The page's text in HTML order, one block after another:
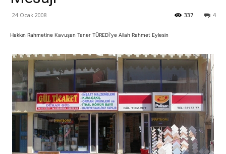
24 Ocak 2008 4
337
Hakkın Rahmetine Kavuşan Taner TÜREDİ’ye Allah Rahmet Eylesin